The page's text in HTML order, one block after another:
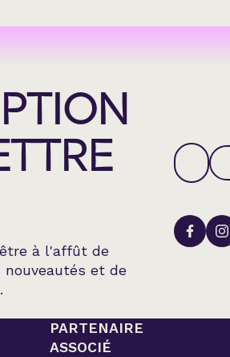
à l'affût de
nouveautés et de
PARTENAIRE
ASSOCIÉ